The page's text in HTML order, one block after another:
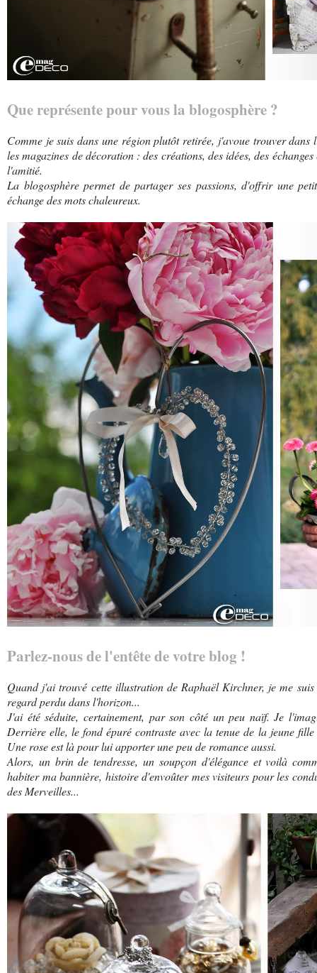
Que représente pour vous la blogosphère ?
Comme je suis dans une région plutôt retirée, j'avoue trouver dans
les magazines de décoration : des créations, des idées, des
l'amitié.
La blogosphère permet de partager ses passions, d'offrir une
échange des mots chaleureux.
Parlez-nous de l'entête de votre blog !
Quand j'ai trouvé cette illustration de Raphaël Kirchner, je me
regard perdu dans l'horizon...
J'ai été séduite, certainement, par son côté un peu naïf. Je
Derrière elle, le fond épuré contraste avec la tenue de la jeune
Une rose est là pour lui apporter une peu de romance aussi.
Alors, un brin de tendresse, un soupçon d'élégance et voilà
habiter ma bannière, histoire d'envoûter mes visiteurs pour les
des Merveilles...